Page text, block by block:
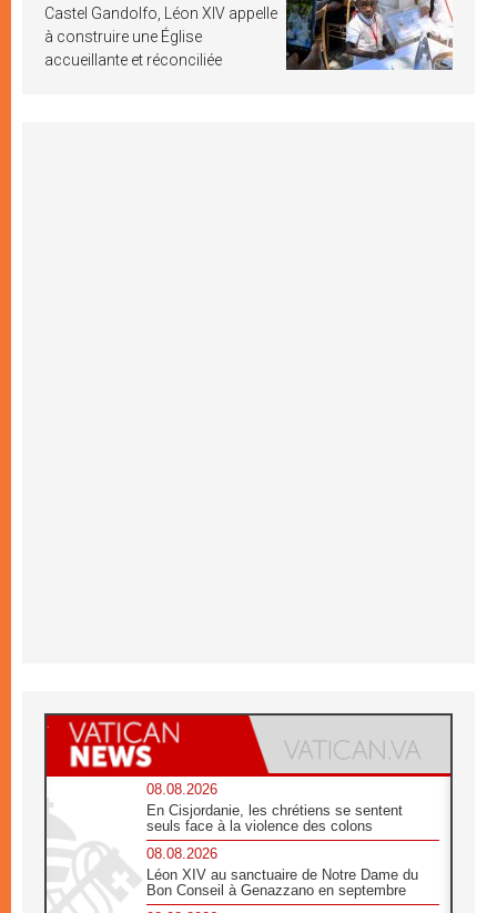
Castel Gandolfo, Léon XIV appelle
à construire une Église
accueillante et réconciliée
08.08.2026
En Cisjordanie, les chrétiens se sentent
seuls face à la violence des colons
08.08.2026
Léon XIV au sanctuaire de Notre Dame du
Bon Conseil à Genazzano en septembre